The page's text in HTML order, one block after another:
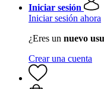
Iniciar sesión
Iniciar sesión ahora
¿Eres un nuevo
Crear una cuenta